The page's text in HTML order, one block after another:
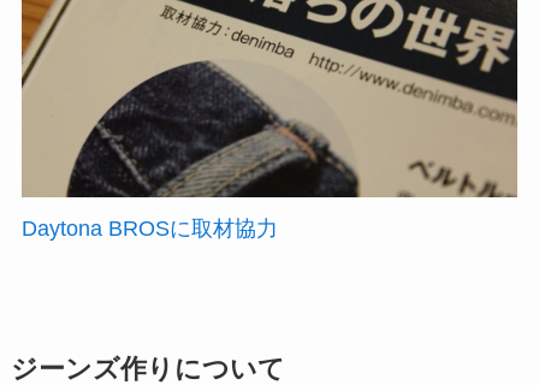
Daytona BROSに取材協力
ジーンズ作りについて